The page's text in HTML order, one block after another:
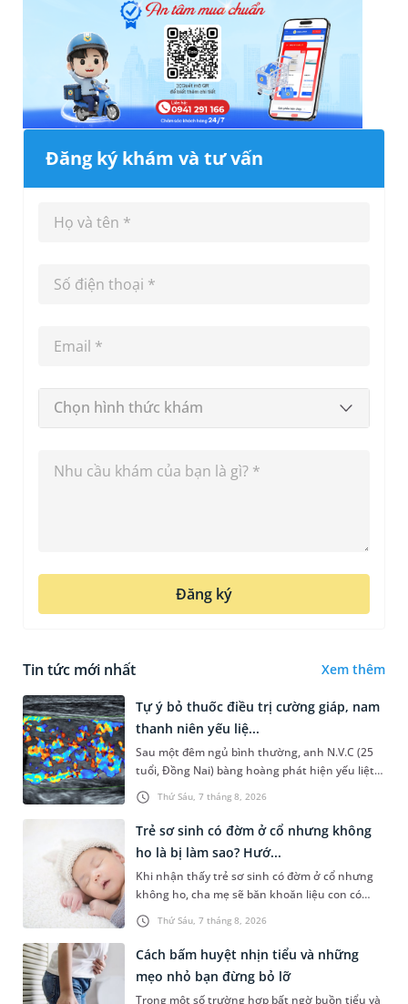
Đăng ký khám và tư vấn
Chọn hình thức khám
Đăng ký
Tin tức mới nhất Xem thêm
Thứ Sáu, 7 tháng 8, 2026
Tự ý bỏ thuốc điều trị cường giáp, nam
thanh niên yếu liệ...
Sau một đêm ngủ bình thường, anh N.V.C (25
tuổi, Đồng Nai) bàng hoàng phát hiện yếu liệt 2
chân, không thể vận động đi lại được. Kết quả
thăm khám tại Phòng...
Thứ Sáu, 7 tháng 8, 2026
Trẻ sơ sinh có đờm ở cổ nhưng không
ho là bị làm sao? Hướ...
Khi nhận thấy trẻ sơ sinh có đờm ở cổ nhưng
không ho, cha mẹ sẽ băn khoăn liệu con có
đang mắc bệnh đường hô hấp hay không.
Những chia sẻ dưới đây sẽ giúp ch...
Cách bấm huyệt nhịn tiểu và những
mẹo nhỏ bạn đừng bỏ lỡ
Trong một số trường hợp bất ngờ buồn tiểu và